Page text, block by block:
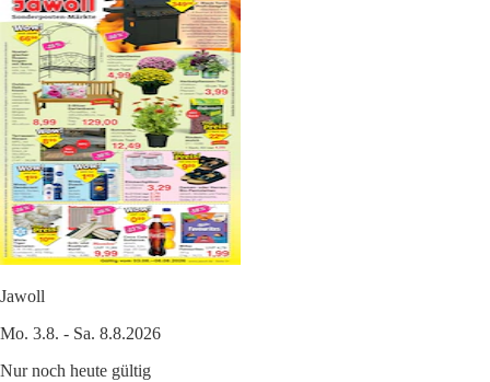
Jawoll
Mo. 3.8. - Sa. 8.8.2026
Nur noch heute gültig